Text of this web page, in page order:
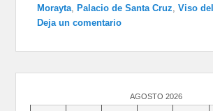
Morayta, Palacio de Santa Cruz,Viso
Deja un comentario
AGOSTO 2026